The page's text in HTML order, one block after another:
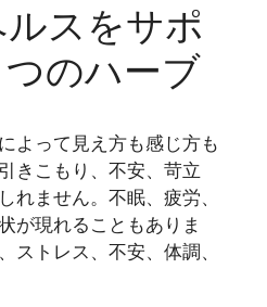
スをサポ
のハーブ
よって見え方も感じ方も
きこもり、不安、苛立
れません。不眠、疲労、
が現れることもありま
ストレス、不安、体調、